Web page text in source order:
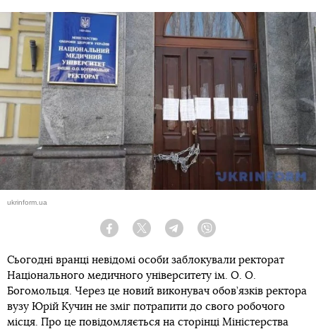
ukrinform.ua
Facebook Twitter Telegram
Сьогодні вранці невідомі особи заблокували ректорат
Національного медичного університету ім. О. О.
Богомольця. Через це новий виконувач обов’язків ректора
вузу Юрій Кучин не зміг потрапити до свого робочого
місця. Про це повідомляється на сторінці Міністерства